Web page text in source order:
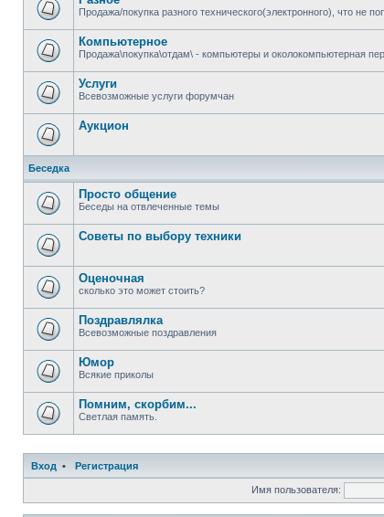
Продажа/покупка разного технического(электронного), что не
Компьютерное
Продажа\покупка\отдам\ - компьютеры и околокомпьютерная
Услуги
Всевозможные услуги форумчан
Аукцион
Беседка
Просто общение
Беседы на отвлеченные темы
Советы по выбору техники
Оценочная
сколько это может стоить?
Поздравлялка
Всевозможные поздравления
Юмор
Всякие приколы
Помним, скорбим...
Светлая память.
Вход • Регистрация
Имя пользователя: